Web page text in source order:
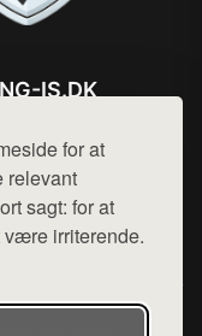
for at
relevant
sagt: for at
være irriterende.
IS.DK
hej@want.dk
og privatlivspolitik